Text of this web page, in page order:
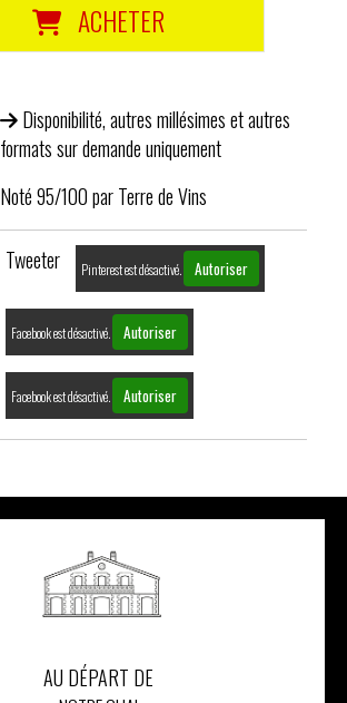
ACHETER
Disponibilité, autres millésimes et autres
formats sur demande uniquement
Noté 95/100 par Terre de Vins
Tweeter Pinterest est désactivé. Autoriser
Facebook est désactivé. Autoriser
Facebook est désactivé. Autoriser
AU DÉPART DE